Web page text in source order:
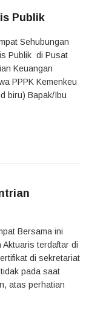
Publik
Sehubungan
Publik di Pusat
Keuangan
PPPK Kemenkeu
biru) Bapak/Ibu
Bersama ini
Aktuaris terdaftar di
di sekretariat
pada saat
atas perhatian